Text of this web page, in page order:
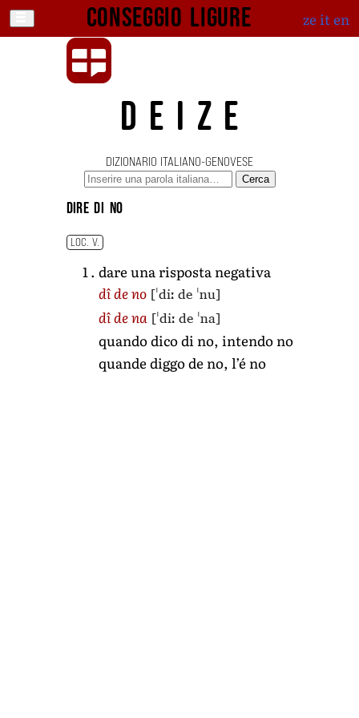
Conseggio ligure ze iten
DEIZE
DIZIONARIO ITALIANO-GENOVESE
Cerca
dire di no
LOC. V.
dare una risposta negativa
dî de no [ˈdiː de ˈnu]
dî de na [ˈdiː de ˈna]
quando dico di no, intendo no
quande diggo de no, l’é no